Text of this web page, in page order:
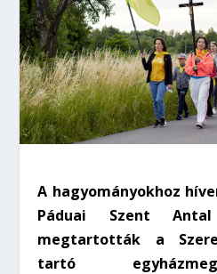
A hagyományokhoz
Páduai Szent
megtartották a
tartó